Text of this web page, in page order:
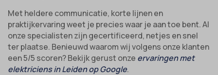
Met heldere communicatie, korte lijnen en
praktijkervaring weet je precies waar je aan toe bent. Al
onze specialisten zijn gecertificeerd, netjes en snel
ter plaatse. Benieuwd waarom wij volgens onze klanten
een 5/5 scoren? Bekijk gerust onze ervaringen met
elektriciens in Leiden op Google.